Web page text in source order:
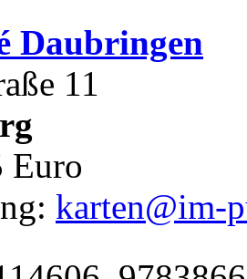
Daubringen
11
Euro
karten@im-